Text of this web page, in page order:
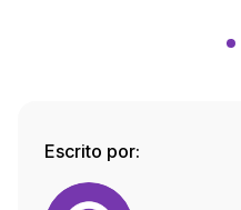
Escrito por: